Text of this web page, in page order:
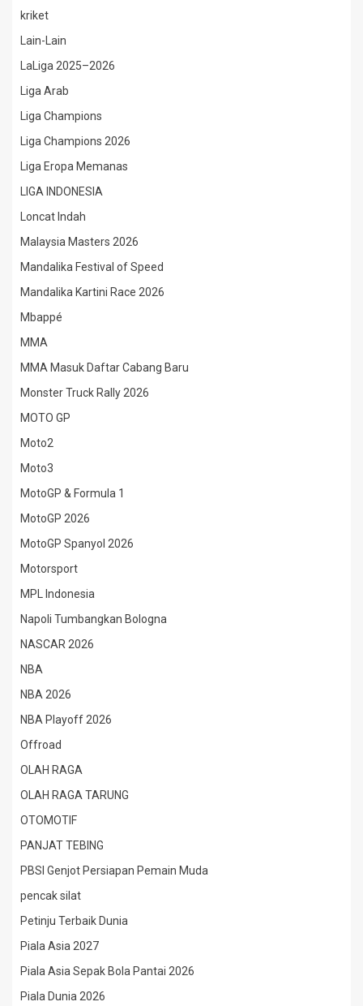
kriket
Lain-Lain
LaLiga 2025–2026
Liga Arab
Liga Champions
Liga Champions 2026
Liga Eropa Memanas
LIGA INDONESIA
Loncat Indah
Malaysia Masters 2026
Mandalika Festival of Speed
Mandalika Kartini Race 2026
Mbappé
MMA
MMA Masuk Daftar Cabang Baru
Monster Truck Rally 2026
MOTO GP
Moto2
Moto3
MotoGP & Formula 1
MotoGP 2026
MotoGP Spanyol 2026
Motorsport
MPL Indonesia
Napoli Tumbangkan Bologna
NASCAR 2026
NBA
NBA 2026
NBA Playoff 2026
Offroad
OLAH RAGA
OLAH RAGA TARUNG
OTOMOTIF
PANJAT TEBING
PBSI Genjot Persiapan Pemain Muda
pencak silat
Petinju Terbaik Dunia
Piala Asia 2027
Piala Asia Sepak Bola Pantai 2026
Piala Dunia 2026